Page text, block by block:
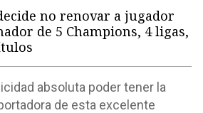
no renovar a jugador
de 5 Champions, 4 ligas,
absoluta poder tener la
de esta excelente